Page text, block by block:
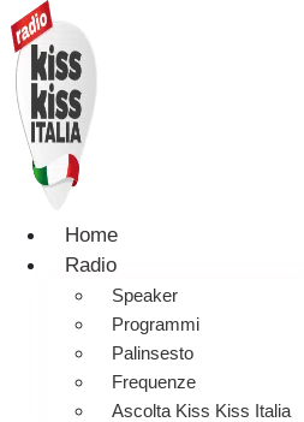
Home
Radio
Speaker
Programmi
Palinsesto
Frequenze
Ascolta Kiss Kiss Italia